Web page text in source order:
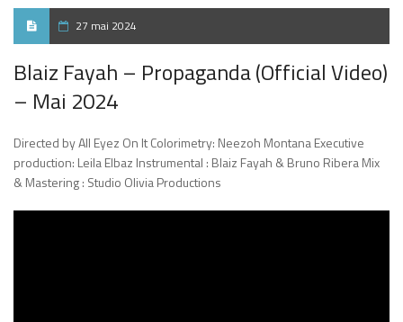
27 mai 2024
Blaiz Fayah – Propaganda (Official Video)
– Mai 2024
Directed by All Eyez On It Colorimetry: Neezoh Montana Executive
production: Leila Elbaz Instrumental : Blaiz Fayah & Bruno Ribera Mix
& Mastering : Studio Olivia Productions